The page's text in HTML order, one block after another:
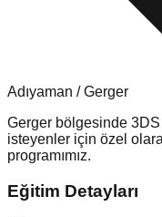
Adıyaman /Gerger
Gerger bölgesinde
isteyenler için özel
programımız.
Eğitim Detayları